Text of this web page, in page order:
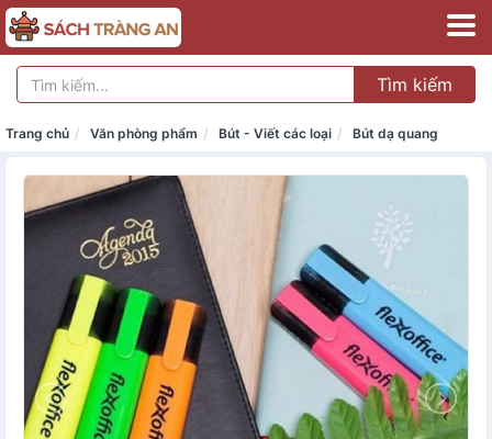
Tìm kiếm
Trang chủ Văn phòng phẩm Bút - Viết các loại Bút dạ quang